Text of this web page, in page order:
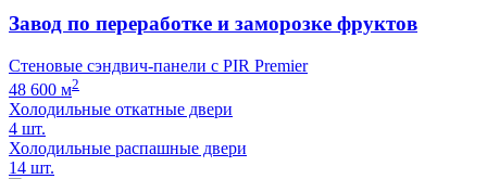
Завод по переработке и заморозке фруктов
Стеновые сэндвич-панели с PIR Premier
48 600 м2
Холодильные откатные двери
4 шт.
Холодильные распашные двери
14 шт.